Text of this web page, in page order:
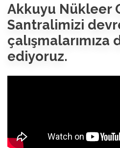
Akkuyu Nükleer
Santralimizi
çalışmalarımıza
ediyoruz.